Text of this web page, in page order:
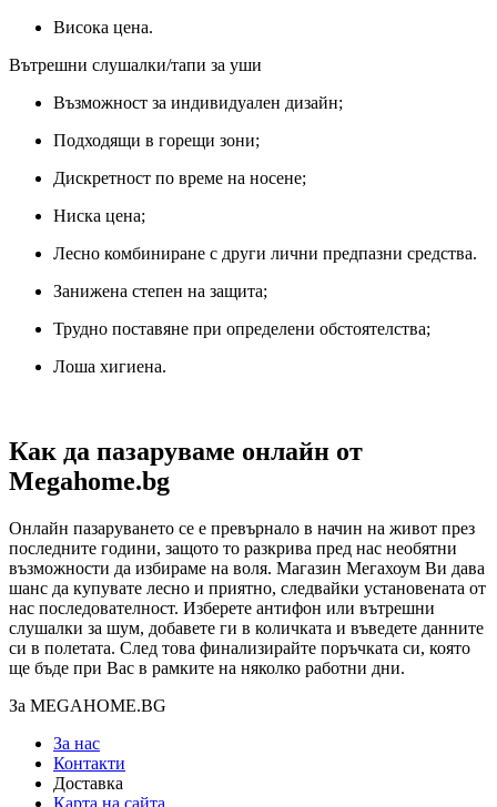
Висока цена.
Вътрешни слушалки/тапи за уши
Възможност за индивидуален дизайн;
Подходящи в горещи зони;
Дискретност по време на носене;
Ниска цена;
Лесно комбиниране с други лични предпазни средства.
Занижена степен на защита;
Трудно поставяне при определени обстоятелства;
Лоша хигиена.
Как да пазаруваме онлайн от
Megahome.bg
Онлайн пазаруването се е превърнало в начин на живот през
последните години, защото то разкрива пред нас необятни
възможности да избираме на воля. Магазин Мегахоум Ви дава
шанс да купувате лесно и приятно, следвайки установената от
нас последователност. Изберете антифон или вътрешни
слушалки за шум, добавете ги в количката и въведете данните
си в полетата. След това финализирайте поръчката си, която
ще бъде при Вас в рамките на няколко работни дни.
За MEGAHOME.BG
За нас
Контакти
Доставка
Карта на сайта